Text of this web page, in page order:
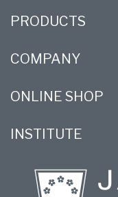
PRODUCTS
COMPANY
ONLINE SHOP
INSTITUTE